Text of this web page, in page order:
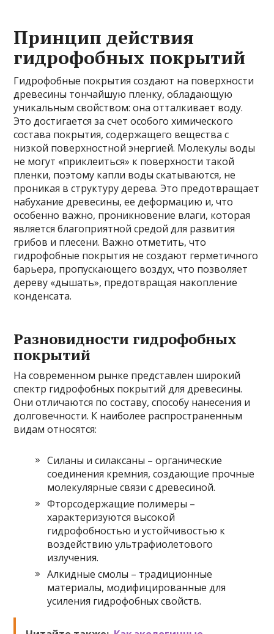
Принцип действия
гидрофобных покрытий
Гидрофобные покрытия создают на поверхности
древесины тончайшую пленку, обладающую
уникальным свойством: она отталкивает воду.
Это достигается за счет особого химического
состава покрытия, содержащего вещества с
низкой поверхностной энергией. Молекулы воды
не могут «приклеиться» к поверхности такой
пленки, поэтому капли воды скатываются, не
проникая в структуру дерева. Это предотвращает
набухание древесины, ее деформацию и, что
особенно важно, проникновение влаги, которая
является благоприятной средой для развития
грибов и плесени. Важно отметить, что
гидрофобные покрытия не создают герметичного
барьера, пропускающего воздух, что позволяет
дереву «дышать», предотвращая накопление
конденсата.
Разновидности гидрофобных
покрытий
На современном рынке представлен широкий
спектр гидрофобных покрытий для древесины.
Они отличаются по составу, способу нанесения и
долговечности. К наиболее распространенным
видам относятся:
Силаны и силаксаны – органические
соединения кремния, создающие прочные
молекулярные связи с древесиной.
Фторсодержащие полимеры –
характеризуются высокой
гидрофобностью и устойчивостью к
воздействию ультрафиолетового
излучения.
Алкидные смолы – традиционные
материалы, модифицированные для
усиления гидрофобных свойств.